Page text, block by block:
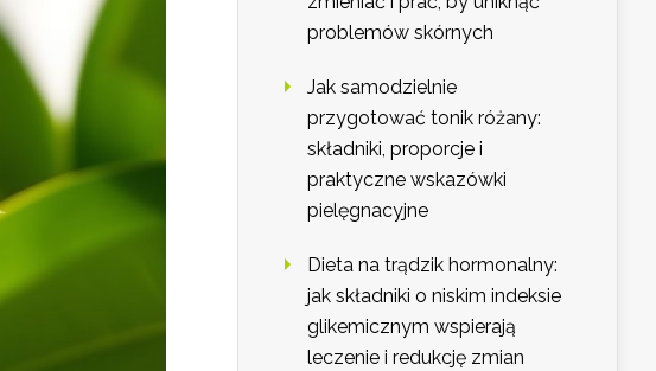
problemów skórnych
Jak samodzielnie
przygotować tonik różany:
składniki, proporcje i
praktyczne wskazówki
pielęgnacyjne
Dieta na trądzik hormonalny:
jak składniki o niskim indeksie
glikemicznym wspierają
leczenie i redukcję zmian